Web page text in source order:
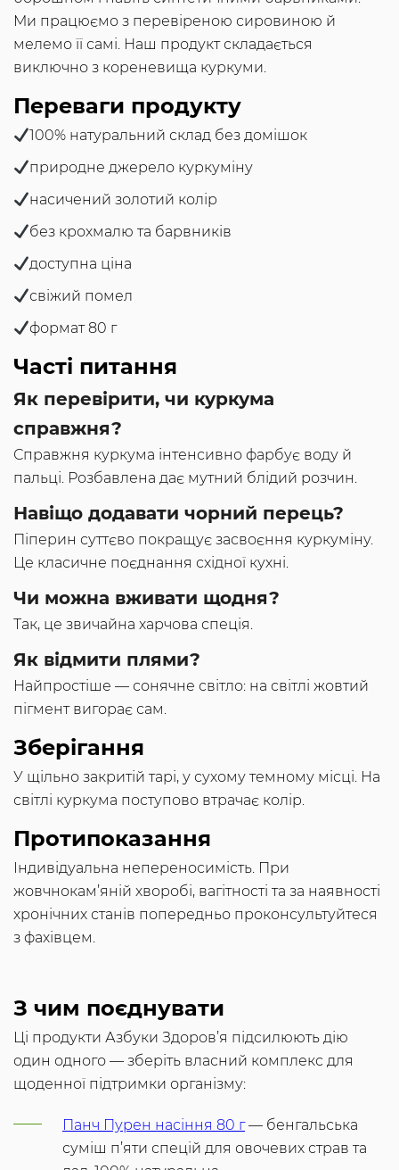
Ми працюємо з перевіреною сировиною й
мелемо її самі. Наш продукт складається
виключно з кореневища куркуми.
Переваги продукту
100% натуральний склад без домішок
природне джерело куркуміну
насичений золотий колір
без крохмалю та барвників
доступна ціна
свіжий помел
формат 80 г
Часті питання
Як перевірити, чи куркума
справжня?
Справжня куркума інтенсивно фарбує воду й
пальці. Розбавлена дає мутний блідий розчин.
Навіщо додавати чорний перець?
Піперин суттєво покращує засвоєння куркуміну.
Це класичне поєднання східної кухні.
Чи можна вживати щодня?
Так, це звичайна харчова спеція.
Як відмити плями?
Найпростіше — сонячне світло: на світлі жовтий
пігмент вигорає сам.
Зберігання
У щільно закритій тарі, у сухому темному місці. На
світлі куркума поступово втрачає колір.
Протипоказання
Індивідуальна непереносимість. При
жовчнокам’яній хворобі, вагітності та за наявності
хронічних станів попередньо проконсультуйтеся
з фахівцем.
З чим поєднувати
Ці продукти Азбуки Здоров’я підсилюють дію
один одного — зберіть власний комплекс для
щоденної підтримки організму:
Панч Пурен насіння 80 г— бенгальська
суміш п’яти спецій для овочевих страв та